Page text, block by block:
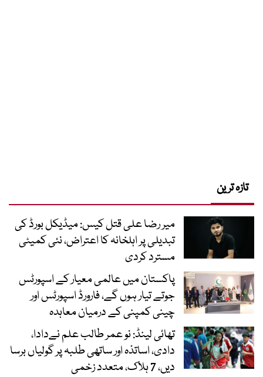
تازہ ترین
میر رضا علی قتل کیس: میڈیکل بورڈ کی
تبدیلی پر اہلخانہ کا اعتراض، نئی کمیٹی
مسترد کردی
پاکستان میں عالمی معیار کے اسپورٹس
جوتے تیار ہوں گے، فارورڈ اسپورٹس اور
چینی کمپنی کے درمیان معاہدہ
تھائی لینڈ: نو عمر طالب علم نےدادا،
دادی، اساتذہ اور ساتھی طلبہ پر گولیاں برسا
دیں، 7 ہلاک، متعدد زخمی